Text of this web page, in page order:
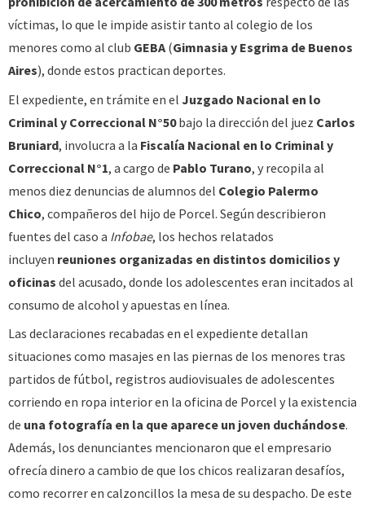
víctimas, lo que le impide asistir tanto al colegio de los
menores como al club GEBA (Gimnasia y Esgrima de Buenos
Aires), donde estos practican deportes.
El expediente, en trámite en el Juzgado Nacional en lo
Criminal y Correccional N°50bajo la dirección del juez Carlos
Bruniard, involucra a la Fiscalía Nacional en lo Criminal y
Correccional N°1, a cargo de Pablo Turano, y recopila al
menos diez denuncias de alumnos del Colegio Palermo
Chico, compañeros del hijo de Porcel. Según describieron
fuentes del caso a Infobae, los hechos relatados
incluyen reuniones organizadas en distintos domicilios y
oficinas del acusado, donde los adolescentes eran incitados al
consumo de alcohol y apuestas en línea.
Las declaraciones recabadas en el expediente detallan
situaciones como masajes en las piernas de los menores tras
partidos de fútbol, registros audiovisuales de adolescentes
corriendo en ropa interior en la oficina de Porcel y la existencia
de una fotografía en la que aparece un joven duchándose.
Además, los denunciantes mencionaron que el empresario
ofrecía dinero a cambio de que los chicos realizaran desafíos,
como recorrer en calzoncillos la mesa de su despacho. De este